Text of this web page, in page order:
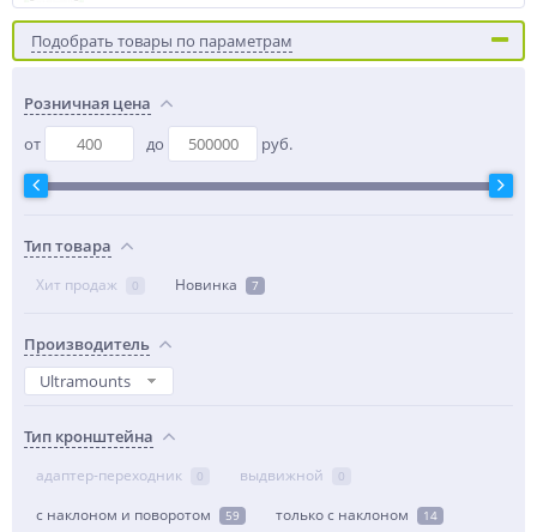
Подобрать товары по параметрам
Розничная цена
от
до руб.
Тип товара
Хит продаж 0 Новинка 7
Производитель
Ultramounts
Тип кронштейна
адаптер-переходник 0 выдвижной 0
с наклоном и поворотом 59 только с наклоном 14